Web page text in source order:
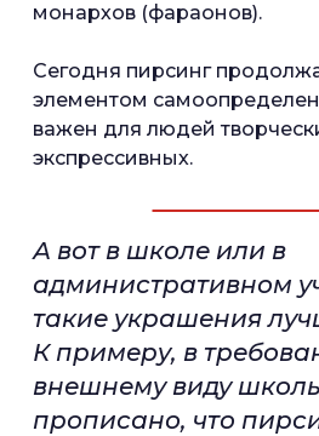
монархов (фараонов).
Сегодня пирсинг
элементом
важен для людей
экспрессивных.
А вот в школе или в
административном
такие украшения
К примеру, в
внешнему виду
прописано, что